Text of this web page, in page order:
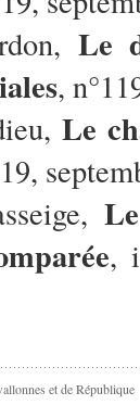
Le
,
Le
,
et de République